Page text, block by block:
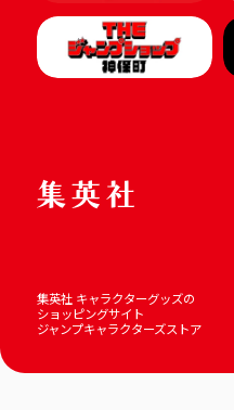
集英社 キャラクターグッズの
ショッピングサイト
ジャンプキャラクターズストア